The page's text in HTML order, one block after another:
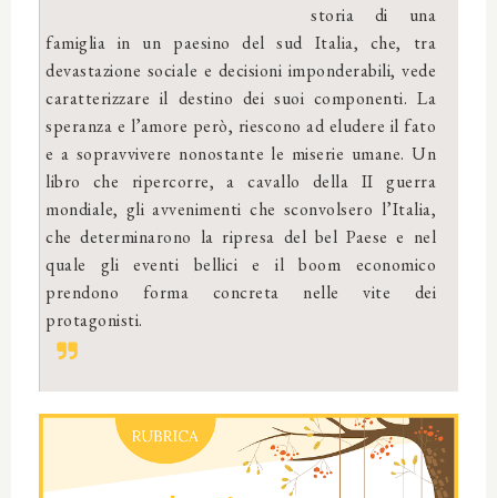
storia di una
famiglia in un paesino del sud Italia, che, tra
devastazione sociale e decisioni imponderabili, vede
caratterizzare il destino dei suoi componenti. La
speranza e l’amore però, riescono ad eludere il fato
e a sopravvivere nonostante le miserie umane. Un
libro che ripercorre, a cavallo della II guerra
mondiale, gli avvenimenti che sconvolsero l’Italia,
che determinarono la ripresa del bel Paese e nel
quale gli eventi bellici e il boom economico
prendono forma concreta nelle vite dei
protagonisti.